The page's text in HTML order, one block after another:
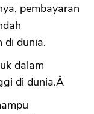
pembayaran
di dunia.
dalam
di dunia.Â